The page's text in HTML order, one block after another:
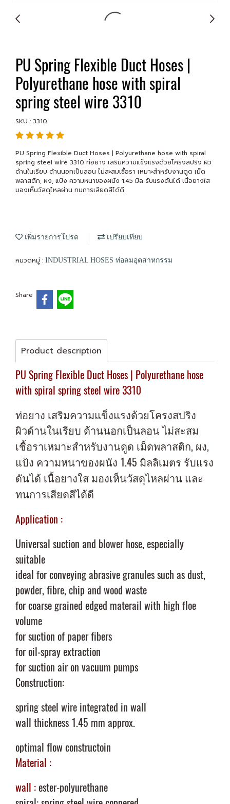
PU Spring Flexible Duct Hoses |
Polyurethane hose with spiral
spring steel wire 3310
SKU : 3310
PU Spring Flexible Duct Hoses | Polyurethane hose with spiral
spring steel wire 3310 ท่อยาง เสริมความแข็งแรงด้วยโครงสปริง ผิว
ด้านในเรียบ ด้านนอกเป็นลอน ไม่สะสมเชื้อรา เหมาะสำหรับงานดูด เม็ด
พลาสติก, ผง, แป้ง ความหนาของผนัง 1.45 มิล รับแรงดันได้ เนื่อยางใส
มองเห็นวัสดุไหลผ่าน ทนการเสียดสีได้ดี
เพิ่มรายการโปรด เปรียบเทียบ
หมวดหมู่ : INDUSTRIAL HOSES ท่อลมอุตสาหกรรม
Share
Product description
PU Spring Flexible Duct Hoses | Polyurethane hose
with spiral spring steel wire 3310
ท่อยาง เสริมความแข็งแรงด้วยโครงสปริง
ผิวด้านในเรียบ ด้านนอกเป็นลอน ไม่สะสม
เชื้อราเหมาะสำหรับงานดูด เม็ดพลาสติก, ผง,
แป้ง ความหนาของผนัง 1.45 มิลลิเมตร รับแรง
ดันได้ เนื้อยางใส มองเห็นวัสดุไหลผ่าน และ
ทนการเสียดสีได้ดี
Application :
Universal suction and blower hose, especially
suitable
ideal for conveying abrasive granules such as dust,
powder, fibre, chip and wood waste
for coarse grained edged materail with high floe
volume
for suction of paper fibers
for oil-spray extraction
for suction air on vacuum pumps
Construction:
spring steel wire integrated in wall
wall thickness 1.45 mm approx.
optimal flow constructoin
Material :
wall :ester-polyurethane